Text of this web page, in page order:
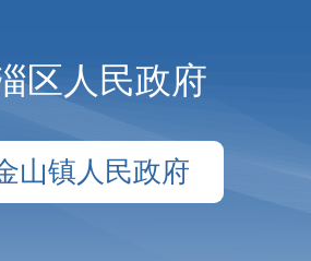
区人民政府
山镇人民政府